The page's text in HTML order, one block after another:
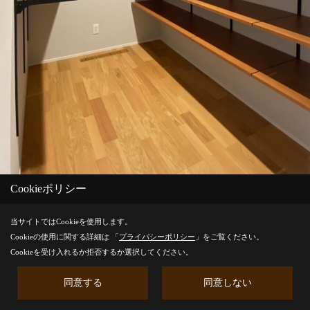
1階にある3帖のファミリークローゼットです。
ウッドワンの木目柄の板を使用しており、全て可動棚になって
いるので高い物から低いものを置いていただけます。
Cookieポリシー
当サイトではCookieを使用します。
Cookieの使用に関する詳細は 「プライバシーポリシー 」をご覧ください。
Cookieを受け入れるか拒否するか選択してください。
同意する 同意しない